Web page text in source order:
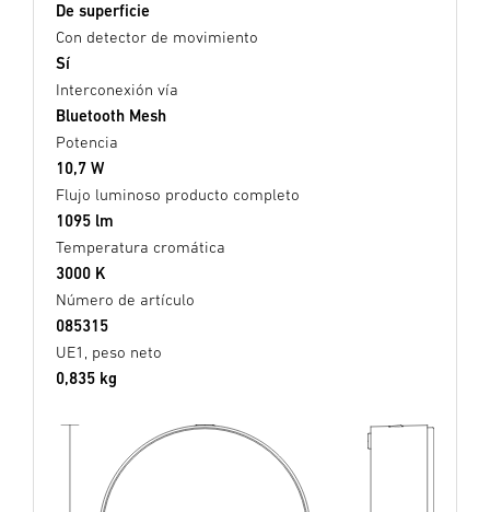
De superficie
Con detector de movimiento
Sí
Interconexión vía
Bluetooth Mesh
Potencia
10,7 W
Flujo luminoso producto completo
1095 lm
Temperatura cromática
3000 K
Número de artículo
085315
UE1, peso neto
0,835 kg